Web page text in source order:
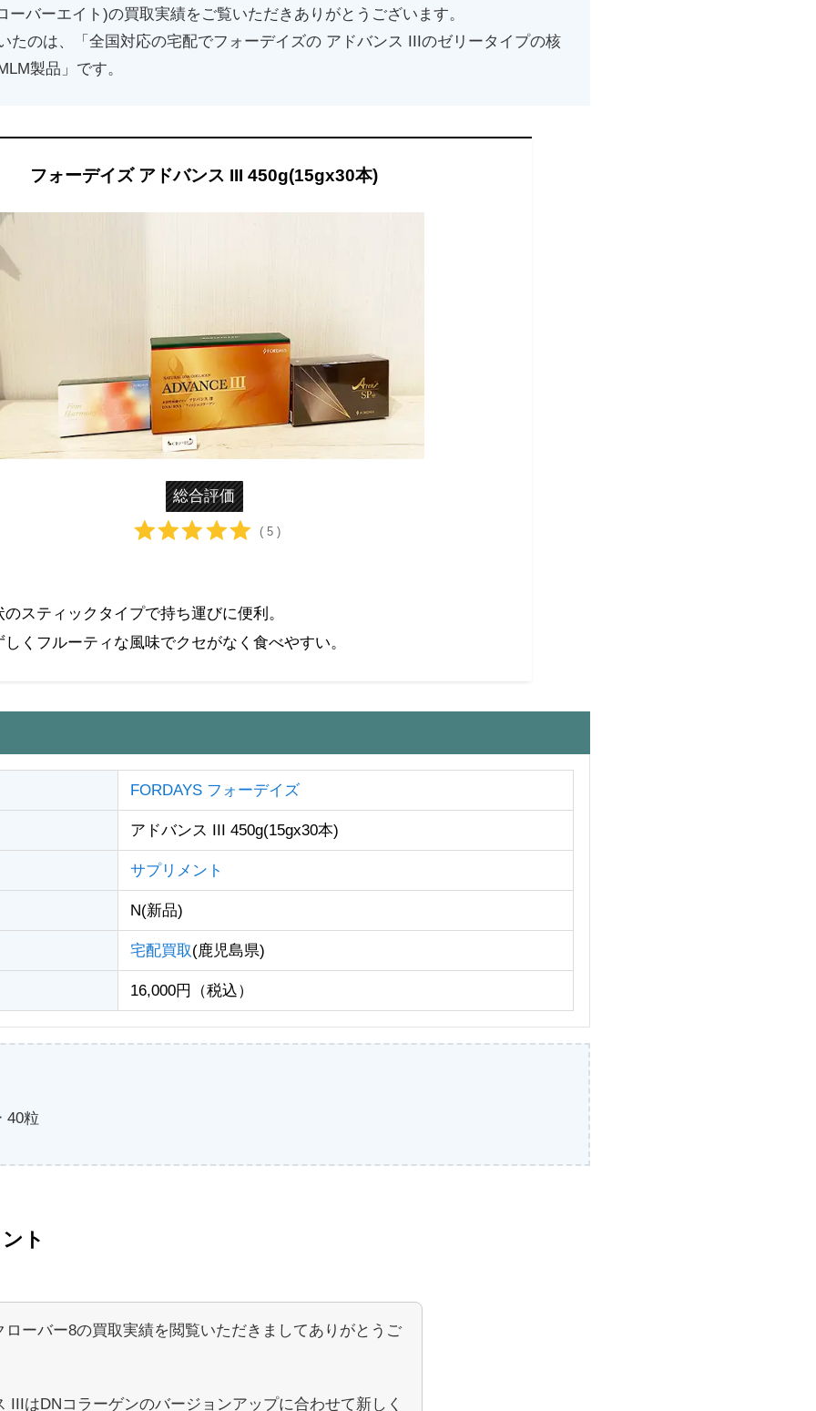
ーバーエイト)の買取実績をご覧いただきありがとうございます。
たのは、「全国対応の宅配でフォーデイズの アドバンス IIIのゼリータイプの核
製品」です。
フォーデイズ アドバンス III 450g(15gx30本)
総合評価
( 5 )
スティックタイプで持ち運びに便利。
くフルーティな風味でクセがなく食べやすい。
FORDAYS フォーデイズ
アドバンス III 450g(15gx30本)
サプリメント
N(新品)
宅配買取(鹿児島県)
16,000円（税込）
40粒
ト
ローバー8の買取実績を閲覧いただきましてありがとうご
IIIはDNコラーゲンのバージョンアップに合わせて新しく